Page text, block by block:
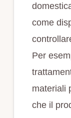
come
Per
materiali
che il